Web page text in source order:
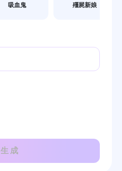
吸血鬼 殭屍新娘
生 成